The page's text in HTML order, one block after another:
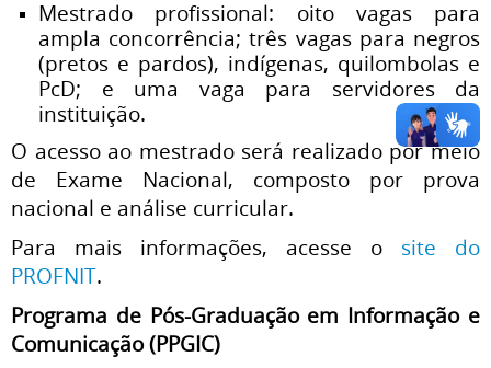
Mestrado profissional: oito vagas para
ampla concorrência; três vagas para negros
(pretos e pardos), indígenas, quilombolas e
PcD; e uma vaga para servidores da
instituição.
O acesso ao mestrado será realizado por meio
de Exame Nacional, composto por prova
nacional e análise curricular.
Para mais informações, acesse o site do
PROFNIT.
Programa de Pós-Graduação em Informação e
Comunicação (PPGIC)